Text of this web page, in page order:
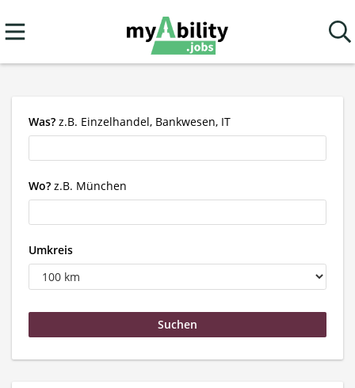
Was? z.B. Einzelhandel, Bankwesen, IT
Wo? z.B. München
Umkreis